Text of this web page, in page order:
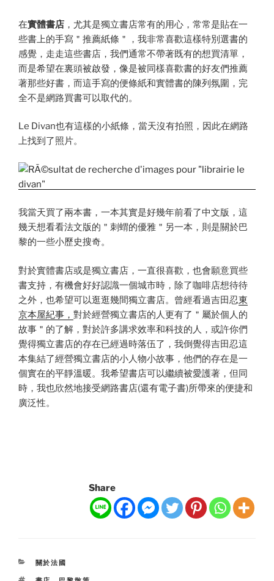
在實體書店 ，尤其是獨立書店常有的用心，常常是貼在一
些書上的手寫＂推薦紙條＂，我非常喜歡這樣特別選書的
感覺，走走這些書店，我們通常不帶著既有的想買清單，
而是希望在裏頭被啟發，像是被同樣喜歡書的好友們推薦
著那些好書，而這手寫的便條紙和實體書的陳列氛圍，完
全不是網路買書可以取代的。
Le Divan也有這樣的小紙條，當天沒有拍照，因此在網路
上找到了照片。
我當天買了兩本書，一本其實是好幾年前看了中文版，這
幾天想看看法文版的＂刺蝟的優雅＂另一本，則是關於巴
黎的一些小歷史搜奇。
對於實體書店或是獨立書店，一直很喜歡，也會願意買些
書支持，有機會好好認識一個城市時，除了咖啡店想待待
之外，也希望可以逛逛幾間獨立書店。曾經看過吉田忍東
京本屋紀事， 對於經營獨立書店的人更有了＂屬於個人的
故事＂的了解，對於許多講求效率和科技的人，或許你們
覺得獨立書店的存在已經過時落伍了，我倒覺得吉田忍這
本集結了經營獨立書店的小人物小故事，他們的存在是一
個實在的平靜溫暖。我希望書店可以繼續被愛護著，但同
時，我也欣然地接受網路書店(還有電子書)所帶來的便捷和
廣泛性。
Share
CATEGORIES
關於法國